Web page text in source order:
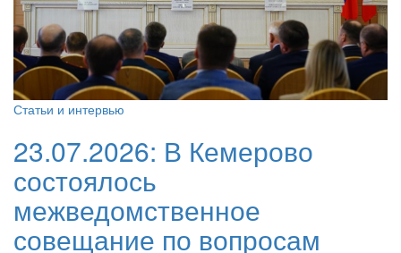
Статьи и интервью
23.07.2026: В Кемерово
состоялось
межведомственное
совещание по вопросам